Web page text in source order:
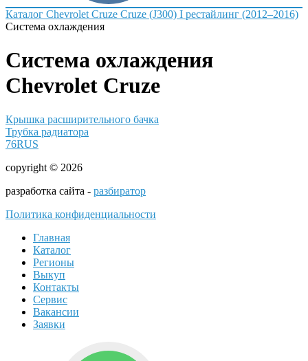
Каталог Chevrolet Cruze Cruze (J300) I рестайлинг (2012–2016)
Система охлаждения
Система охлаждения
Chevrolet Cruze
Крышка расширительного бачка
Трубка радиатора
76RUS
copyright © 2026
разработка сайта - разбиратор
Политика конфиденциальности
Главная
Каталог
Регионы
Выкуп
Контакты
Сервис
Вакансии
Заявки